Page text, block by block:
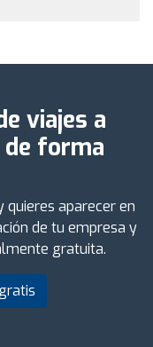
viajes a
forma
quieres aparecer en
de tu empresa y
gratuita.